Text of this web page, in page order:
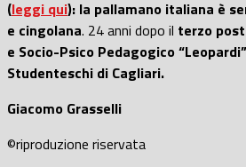
(leggi qui): la pallamano italiana è
e cingolana. 24 anni dopo il terzo
e Socio-Psico Pedagogico
Studenteschi di Cagliari.
Giacomo Grasselli
©riproduzione riservata